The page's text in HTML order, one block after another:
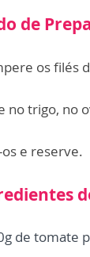
de
os filés
no trigo, no
e reserve.
de tomate